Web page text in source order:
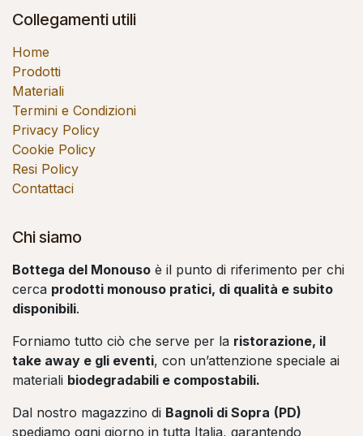
Collegamenti utili
Home
Prodotti
Materiali
Termini e Condizioni
Privacy Policy
Cookie Policy
Resi Policy
Contattaci
Chi siamo
Bottega del Monouso è il punto di riferimento per chi
cerca prodotti monouso pratici, di qualità e subito
disponibili.
Forniamo tutto ciò che serve per la ristorazione, il
take away e gli eventi, con un’attenzione speciale ai
materiali biodegradabili e compostabili.
Dal nostro magazzino di Bagnoli di Sopra (PD)
spediamo ogni giorno in tutta Italia, garantendo